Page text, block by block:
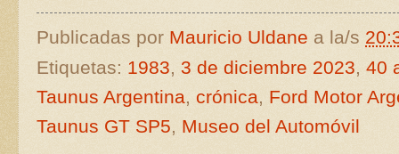
Publicadas por Mauricio Uldane a la/s
Etiquetas: 1983, 3 de diciembre 2023, 40
Taunus Argentina, crónica, Ford Motor
Taunus GT SP5, Museo del Automóvil